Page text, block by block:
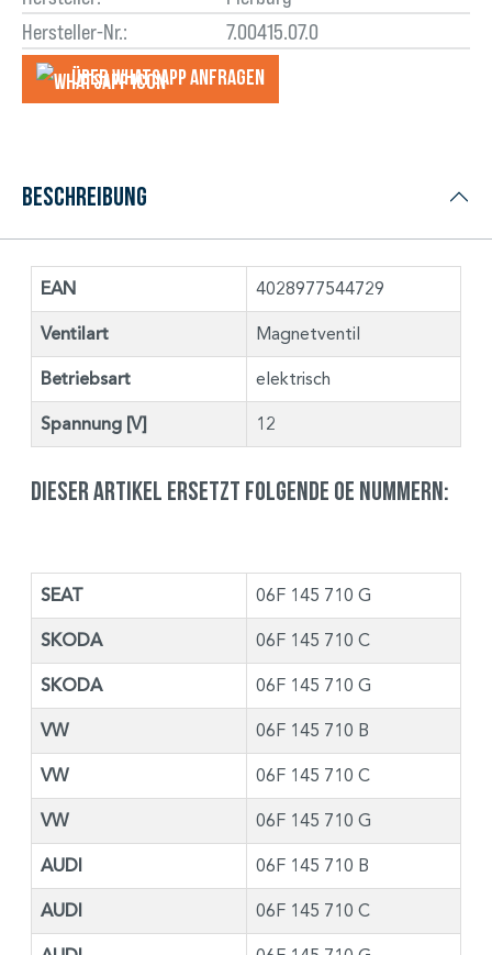
Hersteller-Nr.:
7.00415.07.0
Über WhatsApp anfragеn
Beschreibung
EAN 4028977544729
Ventilart Magnetventil
Betriebsart elektrisch
Spannung [V] 12
Dieser Artikel ersetzt folgende OE Nummern:
SEAT 06F 145 710 G
SKODA 06F 145 710 C
SKODA 06F 145 710 G
VW 06F 145 710 B
VW 06F 145 710 C
VW 06F 145 710 G
AUDI 06F 145 710 B
AUDI 06F 145 710 C